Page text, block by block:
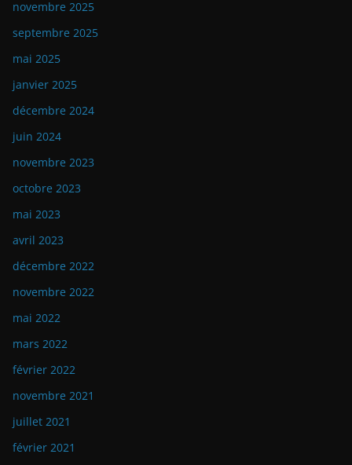
novembre 2025
septembre 2025
mai 2025
janvier 2025
décembre 2024
juin 2024
novembre 2023
octobre 2023
mai 2023
avril 2023
décembre 2022
novembre 2022
mai 2022
mars 2022
février 2022
novembre 2021
juillet 2021
février 2021